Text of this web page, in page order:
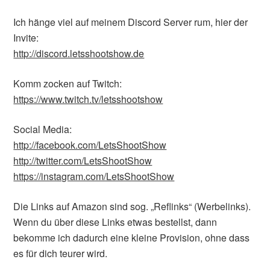
Ich hänge viel auf meinem Discord Server rum, hier der
Invite:
http://discord.letsshootshow.de
Komm zocken auf Twitch:
https://www.twitch.tv/letsshootshow
Social Media:
http://facebook.com/LetsShootShow
http://twitter.com/LetsShootShow
https://instagram.com/LetsShootShow
Die Links auf Amazon sind sog. „Reflinks“ (Werbelinks).
Wenn du über diese Links etwas bestellst, dann
bekomme ich dadurch eine kleine Provision, ohne dass
es für dich teurer wird.